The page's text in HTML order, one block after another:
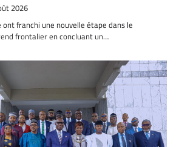
2026
ont franchi une nouvelle étape dans le
frontalier en concluant un…